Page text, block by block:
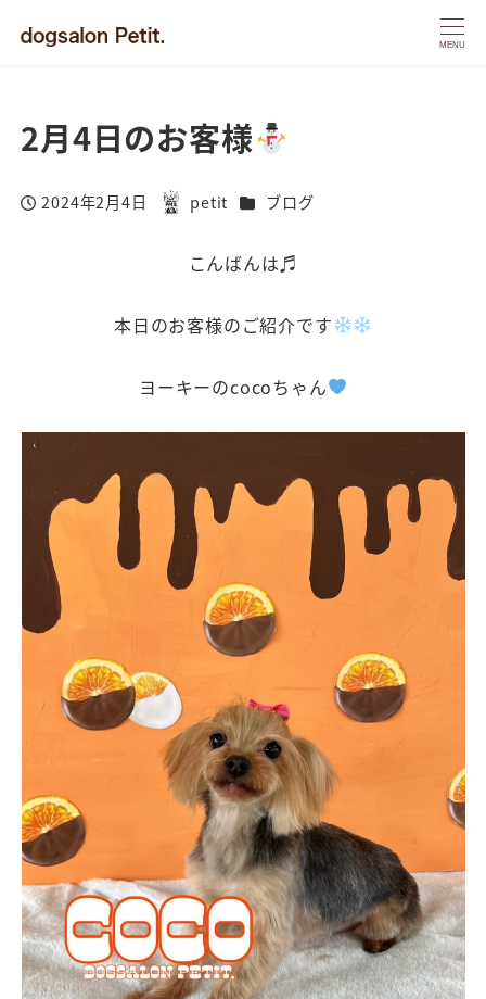
MENU
2月4日のお客様
投稿日
2024年2月4日
著
petit カテゴリー
ブログ
こんばんは♬
本日のお客様のご紹介です
ヨーキーのcocoちゃん